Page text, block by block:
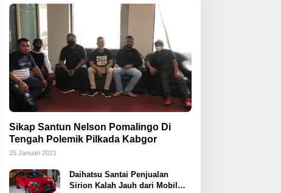
Sikap Santun Nelson Pomalingo Di
Tengah Polemik Pilkada Kabgor
25 Januari 2021
Daihatsu Santai Penjualan
Sirion Kalah Jauh dari Mobil